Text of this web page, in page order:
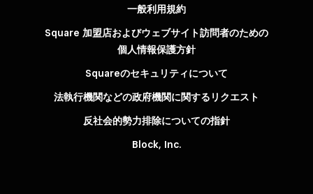
一般利用規約
Square 加盟店およびウェブサイト訪問者の​ための​
個人情報保護方針​
Squareのセキュリティについて
法執行機関などの政府機関に関するリクエスト
反社会的勢力排除についての指針
Block, Inc.